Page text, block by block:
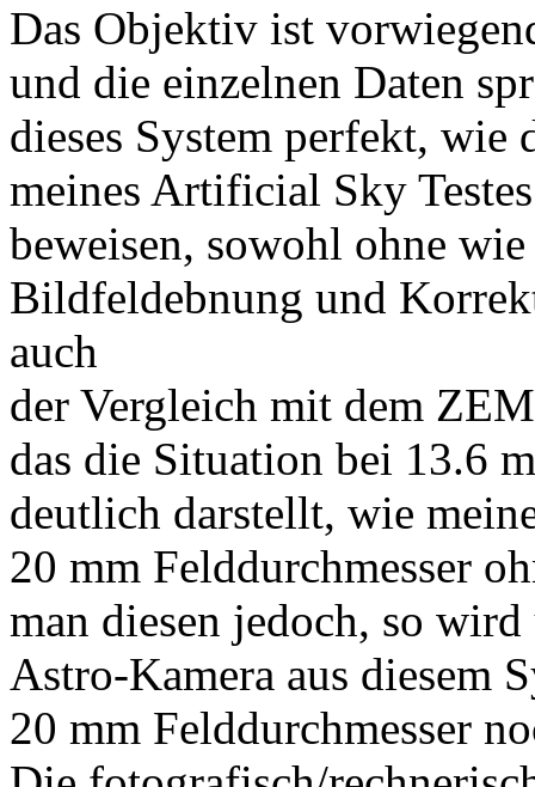
Das Objektiv ist
und die einzelnen Daten
dieses System perfekt, wie
meines Artificial Sky
beweisen, sowohl ohne
Bildfeldebnung und
auch
der Vergleich mit dem
das die Situation bei 13.6
deutlich darstellt, wie
20 mm Felddurchmesser
man diesen jedoch, so
Astro-Kamera aus diesem
20 mm Felddurchmesser